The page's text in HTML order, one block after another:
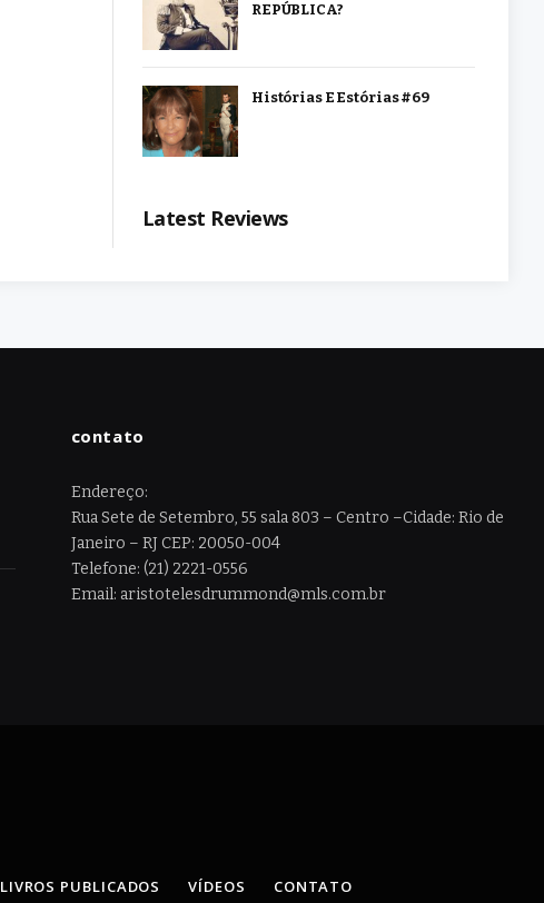
REPÚBLICA?
Histórias E Estórias #69
Latest Reviews
contato
Endereço:
Rua Sete de Setembro, 55 sala 803 – Centro –Cidade: Rio de
Janeiro – RJ CEP: 20050-004
Telefone: (21) 2221-0556
Email: aristotelesdrummond@mls.com.br
LIVROS PUBLICADOS VÍDEOS CONTATO